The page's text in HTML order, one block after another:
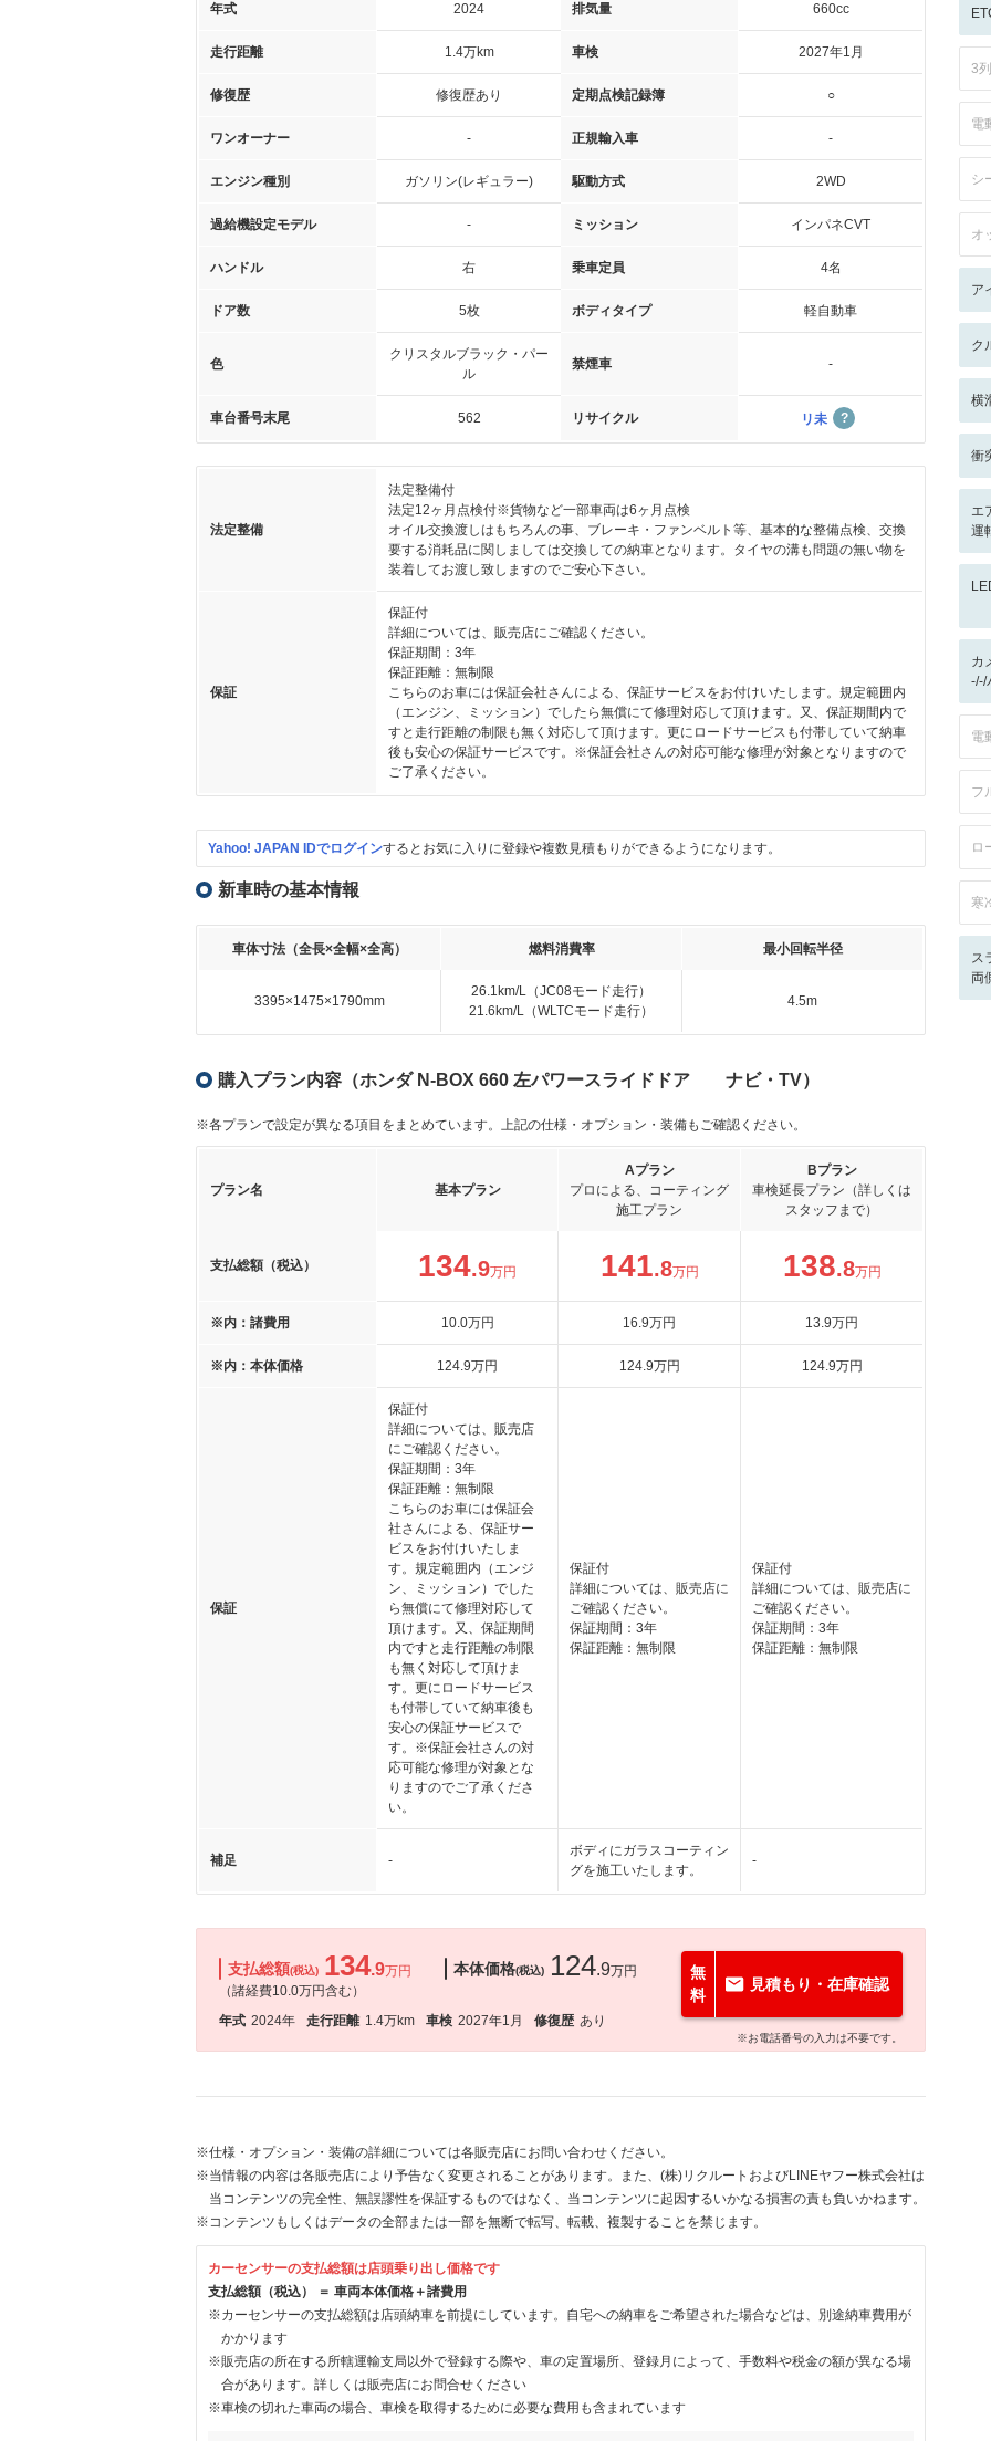
年式 2024 排気量 660cc
走行距離 1.4万km 車検 2027年1月
修復歴 修復歴あり 定期点検記録簿 ○
ワンオーナー - 正規輸入車 -
エンジン種別 ガソリン(レギュラー) 駆動方式 2WD
過給機設定モデル - ミッション インパネCVT
ハンドル 右 乗車定員 4名
ドア数 5枚 ボディタイプ 軽自動車
色
クリスタルブラック・パー
ル
禁煙車 -
車台番号末尾 562 リサイクル リ未
法定整備
法定整備付
法定12ヶ月点検付※貨物など一部車両は6ヶ月点検
オイル交換渡しはもちろんの事、ブレーキ・ファンベルト等、基本的な整備点検、交換
要する消耗品に関しましては交換しての納車となります。タイヤの溝も問題の無い物を
装着してお渡し致しますのでご安心下さい。
保証
保証付
詳細については、販売店にご確認ください。
保証期間：3年
保証距離：無制限
こちらのお車には保証会社さんによる、保証サービスをお付けいたします。規定範囲内
（エンジン、ミッション）でしたら無償にて修理対応して頂けます。又、保証期間内で
すと走行距離の制限も無く対応して頂けます。更にロードサービスも付帯していて納車
後も安心の保証サービスです。※保証会社さんの対応可能な修理が対象となりますので
ご了承ください。
Yahoo! JAPAN IDでログインするとお気に入りに登録や複数見積もりができるようになります。
新車時の基本情報
車体寸法（全長×全幅×全高） 燃料消費率 最小回転半径
3395×1475×1790mm
26.1km/L（JC08モード走行）
21.6km/L（WLTCモード走行）
4.5m
購入プラン内容（ホンダ N-BOX 660 左パワースライドドア ナビ・TV）
※各プランで設定が異なる項目をまとめています。上記の仕様・オプション・装備もご確認ください。
プラン名 基本プラン
Aプラン
プロによる、コーティング
施工プラン
Bプラン
車検延長プラン（詳しくは
スタッフまで）
支払総額（税込） 134.9万円 141.8万円 138.8万円
※内：諸費用 10.0万円 16.9万円 13.9万円
※内：本体価格 124.9万円 124.9万円 124.9万円
保証
保証付
詳細については、販売店
にご確認ください。
保証期間：3年
保証距離：無制限
こちらのお車には保証会
社さんによる、保証サー
ビスをお付けいたしま
す。規定範囲内（エンジ
ン、ミッション）でした
ら無償にて修理対応して
頂けます。又、保証期間
内ですと走行距離の制限
も無く対応して頂けま
す。更にロードサービス
も付帯していて納車後も
安心の保証サービスで
す。※保証会社さんの対
応可能な修理が対象とな
りますのでご了承くださ
い。
保証付
詳細については、販売店に
ご確認ください。
保証期間：3年
保証距離：無制限
保証付
詳細については、販売店に
ご確認ください。
保証期間：3年
保証距離：無制限
補足 -
ボディにガラスコーティン
グを施工いたします。
-
支払総額(税込) 134.9万円
（諸経費10.0万円含む）
本体価格(税込) 124.9万円
年式 2024年 走行距離 1.4万km 車検 2027年1月 修復歴 あり
無
料
見積もり・在庫確認
※お電話番号の入力は不要です。
※仕様・オプション・装備の詳細については各販売店にお問い合わせください。
※当情報の内容は各販売店により予告なく変更されることがあります。また、(株)リクルートおよびLINEヤフー株式会社は
当コンテンツの完全性、無誤謬性を保証するものではなく、当コンテンツに起因するいかなる損害の責も負いかねます。
※コンテンツもしくはデータの全部または一部を無断で転写、転載、複製することを禁じます。
カーセンサーの支払総額は店頭乗り出し価格です
支払総額（税込） ＝ 車両本体価格＋諸費用
※カーセンサーの支払総額は店頭納車を前提にしています。自宅への納車をご希望された場合などは、別途納車費用が
かかります
※販売店の所在する所轄運輸支局以外で登録する際や、車の定置場所、登録月によって、手数料や税金の額が異なる場
合があります。詳しくは販売店にお問合せください
※車検の切れた車両の場合、車検を取得するために必要な費用も含まれています
3
電
シ
オ
ア
ク
横
衝
エ
運
カ
-/-/
電
フ
ロ
寒
ス
両